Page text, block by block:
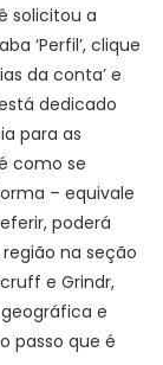
solicitou a
‘Perfil’, clique
da conta’ e
dedicado
para as
como se
– equivale
poderá
na seção
e Grindr,
e
passo que é